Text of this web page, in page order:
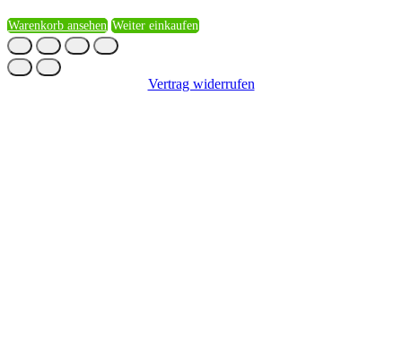
Warenkorb ansehen Weiter einkaufen
Vertrag widerrufen